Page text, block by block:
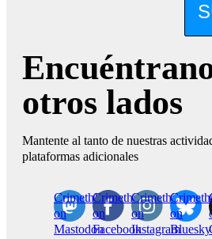
otros lados
Mantente al tanto de nuestras
plataformas adicionales
CrimethInc.
on
Mastodon
Crimethinc.
on
Facebook
Crimethinc.
on
Instagram
on
Bluesky